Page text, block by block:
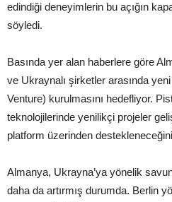
edindiği deneyimlerin bu açığın
söyledi.
Basında yer alan haberlere göre
ve Ukraynalı şirketler arasında
Venture) kurulmasını hedefliyor.
teknolojilerinde yenilikçi projeler
platform üzerinden destekleneceğini
Almanya, Ukrayna’ya yönelik
daha da artırmış durumda. Berlin